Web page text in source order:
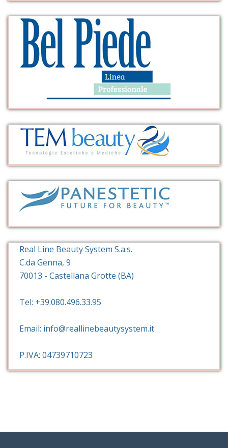
Real Line Beauty System S.a.s.
C.da Genna, 9
70013 - Castellana Grotte (BA)
Tel: +39.080.496.33.95
Email: info@reallinebeautysystem.it
P.IVA: 04739710723